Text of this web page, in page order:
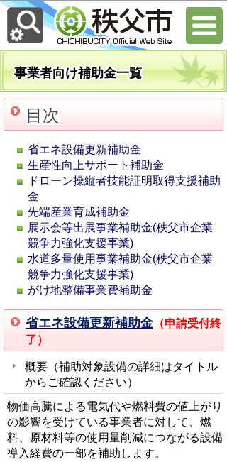
事業者向け補助金一覧
目次
省エネ設備更新補助金
生産性向上サポート補助金
ドローン操縦者技能証明取得支援補助
金
先端産業育成補助金
展示会等出展事業補助金(秩父市企業
競争力強化支援事業)
水道多量使用事業補助金(秩父市企業
競争力強化支援事業)
がけ地整備事業費補助金
省エネ設備更新補助金（申請受付終
了）
概要（補助対象設備の詳細はタイトル
からご確認ください）
物価高騰による電気代や燃料費の値上がり
の影響を受けている事業者に対して、燃
料、原材料等の使用量削減につながる設備
導入経費の一部を補助します。